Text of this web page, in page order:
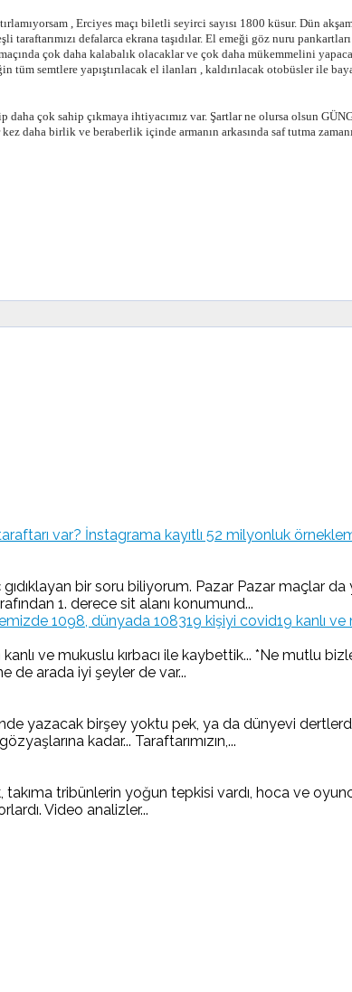
, Erciyes maçı biletli seyirci sayısı 1800 küsur. Dün akşam
defalarca ekrana taşıdılar. El emeği göz nuru
çok daha kalabalık olacaklar ve çok daha mükemmelini
semtlere yapıştırılacak el ilanları , kaldırılacak otobüsler ile
daha çok sahip çıkmaya ihtiyacımız var. Şartlar ne olursa olsun
birlik ve beraberlik içinde armanın arkasında saf tutma
İnstagrama kayıtlı 52 milyonluk
bir soru biliyorum. Pazar Pazar maçlar
1. derece sit alanı konumund...
1098, dünyada 108319 kişiyi covid19 kanlı ve
ve mukuslu kırbacı ile kaybettik... *Ne mutlu
de arada iyi şeyler de var...
yazacak birşey yoktu pek, ya da dünyevi
kadar... Taraftarımızın,...
tribünlerin yoğun tepkisi vardı, hoca ve
Video analizler...